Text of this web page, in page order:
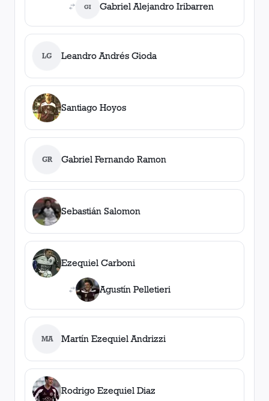
GI Gabriel Alejandro Iribarren
LG Leandro Andrés Gioda
Santiago Hoyos
GR Gabriel Fernando Ramon
Sebastián Salomon
Ezequiel Carboni
Agustín Pelletieri
MA Martín Ezequiel Andrizzi
Rodrigo Ezequiel Diaz